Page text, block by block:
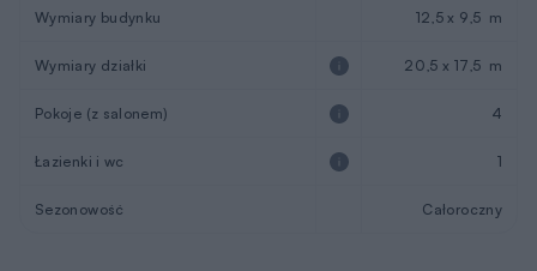
Wymiary budynku 12,5 x 9,5 m
Wymiary działki 20,5 x 17,5 m
Pokoje (z salonem) 4
Łazienki i wc 1
Sezonowość Całoroczny